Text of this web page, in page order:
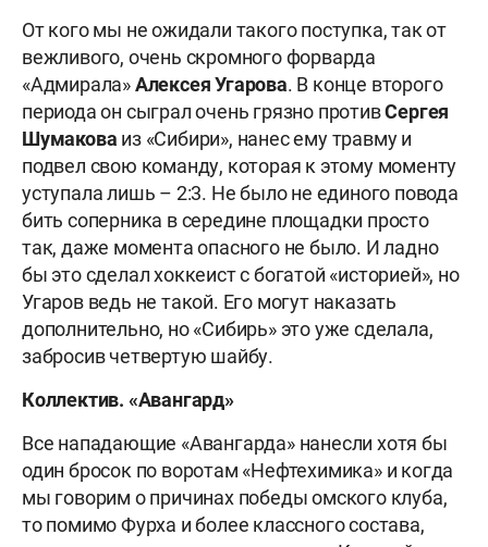
От кого мы не ожидали такого поступка, так от
вежливого, очень скромного форварда
«Адмирала»Алексея Угарова. В конце второго
периода он сыграл очень грязно противСергея
Шумакова из «Сибири», нанес ему травму и
подвел свою команду, которая к этому моменту
уступала лишь – 2:3. Не было не единого повода
бить соперника в середине площадки просто
так, даже момента опасного не было. И ладно
бы это сделал хоккеист с богатой «историей», но
Угаров ведь не такой. Его могут наказать
дополнительно, но «Сибирь» это уже сделала,
забросив четвертую шайбу.
Коллектив. «Авангард»
Все нападающие «Авангарда» нанесли хотя бы
один бросок по воротам «Нефтехимика» и когда
мы говорим о причинах победы омского клуба,
то помимо Фурха и более классного состава,